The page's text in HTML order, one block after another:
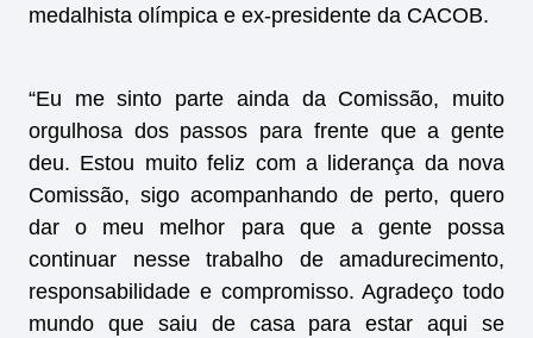
medalhista olímpica e ex-presidente da CACOB.
“Eu me sinto parte ainda da Comissão, muito
orgulhosa dos passos para frente que a gente
deu. Estou muito feliz com a liderança da nova
Comissão, sigo acompanhando de perto, quero
dar o meu melhor para que a gente possa
continuar nesse trabalho de amadurecimento,
responsabilidade e compromisso. Agradeço todo
mundo que saiu de casa para estar aqui se